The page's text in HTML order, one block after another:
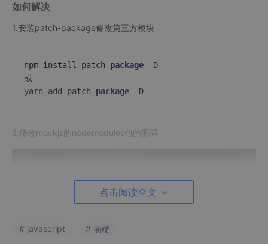
如何解决
1.安装patch-package修改第三方模块
npm install patch-package
-D
或
yarn add patch-package -D
2.修改mockjs的nodemodules包的源码
点击阅读全文
# javascript # 前端